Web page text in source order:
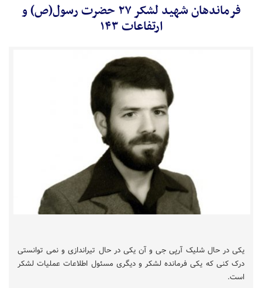
فرماندهان شهید لشکر ۲۷ حضرت رسول(ص) و
ارتفاعات ۱۴۳
یکی در حال شلیک آرپی جی و آن یکی در حال تیراندازی و نمی توانستی
درک کنی که یکی فرمانده لشکر و دیگری مسئول اطلاعات عملیات لشکر
است.